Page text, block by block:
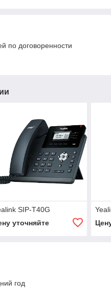
по договоренности
SIP-T40G
уточняйте
год